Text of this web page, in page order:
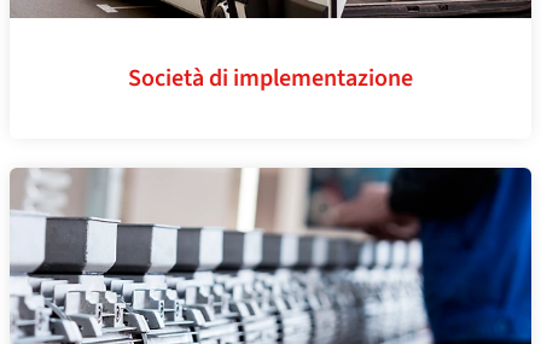
Società di implementazione